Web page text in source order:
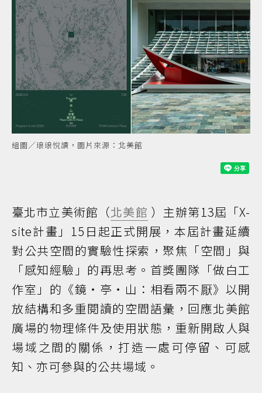
組圖／琅琅悅讀，圖片來源：北美館
臺北市立美術館（北美館 ）主辦第13屆「X-
site計畫」15日起正式開展，本屆計畫延續
對公共空間的實驗性探索，聚焦「空間」與
「感知經驗」的再思考。首獎團隊「做白工
作室」的《鏡・亭・山：相看兩不厭》以開
放結構和多重閱讀的空間語彙，回應北美館
廣場的物理條件及使用狀態，重新開啟人與
場域之間的關係，打造一處可停留、可感
知、亦可參與的公共場域。